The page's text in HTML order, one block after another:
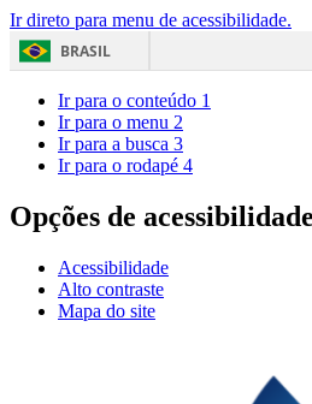
Ir direto para menu de acessibilidade.
BRASIL
Ir para o conteúdo 1
Ir para o menu 2
Ir para a busca 3
Ir para o rodapé 4
Opções de acessibilidade
Acessibilidade
Alto contraste
Mapa do site